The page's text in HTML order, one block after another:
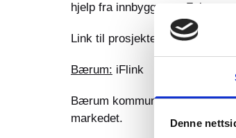
Denne
hjelp fra innbyggerne. Fokuset
Link til prosjektet finner du her:
Bærum: iFlink
Bærum kommune
markedet.